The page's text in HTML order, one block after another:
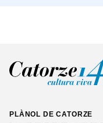
PLÀNOL DE CATORZE